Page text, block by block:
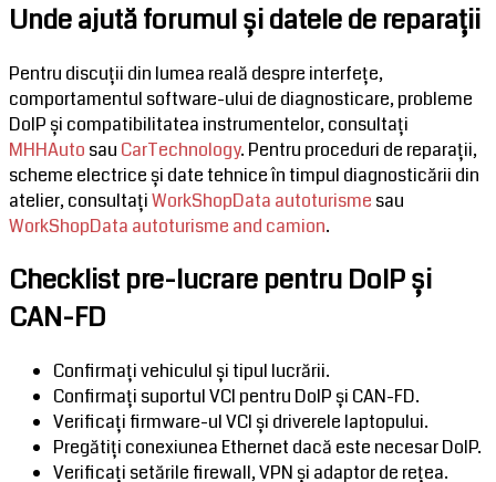
Unde ajută forumul și datele de reparații
Pentru discuții din lumea reală despre interfețe,
comportamentul software-ului de diagnosticare, probleme
DoIP și compatibilitatea instrumentelor, consultați
MHHAuto sau CarTechnology. Pentru proceduri de reparații,
scheme electrice și date tehnice în timpul diagnosticării din
atelier, consultațiWorkShopData autoturisme sau
WorkShopData autoturisme and camion.
Checklist pre-lucrare pentru DoIP și
CAN-FD
Confirmați vehiculul și tipul lucrării.
Confirmați suportul VCI pentru DoIP și CAN-FD.
Verificați firmware-ul VCI și driverele laptopului.
Pregătiți conexiunea Ethernet dacă este necesar DoIP.
Verificați setările firewall, VPN și adaptor de rețea.